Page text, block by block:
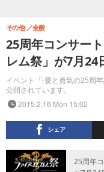
25周年コンサー
レム祭」が7月24
イベント「-愛と勇気の25周
公開されています。
その他 全般
2015.2.16 Mon 15:02
シェア
25周年